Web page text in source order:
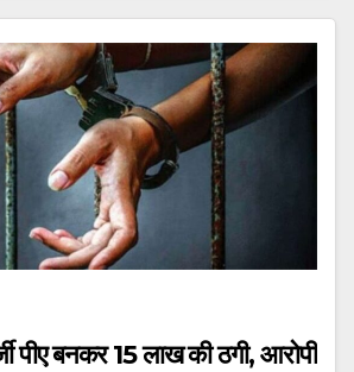
पीए बनकर 15 लाख की ठगी, आरोपी